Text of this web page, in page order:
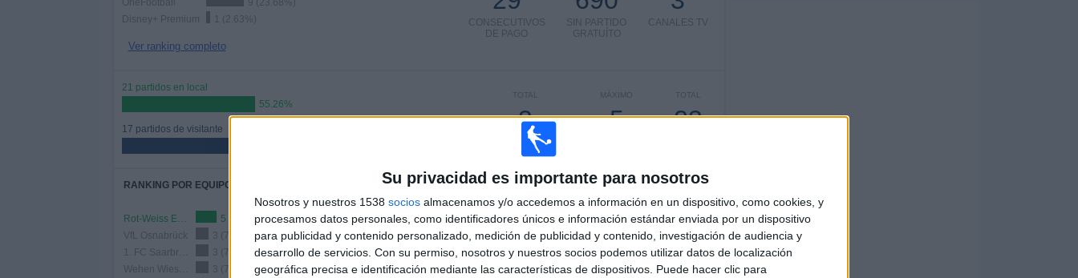
Su privacidad es importante para nosotros
Nosotros y nuestros 1538 socios almacenamos y/o accedemos a información en un dispositivo, como cookies, y
procesamos datos personales, como identificadores únicos e información estándar enviada por un dispositivo
para publicidad y contenido personalizado, medición de publicidad y contenido, investigación de audiencia y
desarrollo de servicios. Con su permiso, nosotros y nuestros socios podemos utilizar datos de localización
geográfica precisa e identificación mediante las características de dispositivos. Puede hacer clic para
OneFootball
9 (23.68%)
Disney+ Premium
1 (2.63%)
Ver ranking completo
CANALES TV
SIN PARTIDO
GRATUÍTO
CONSECUTIVOS
DE PAGO
21 partidos en local
55.26%
17 partidos de visitante
TOTAL
23
MÁXIMO
5
TOTAL
3
COMPETICIONES
RANKING POR EQUIPOS
Rot-Weiss Essen
5 (13.16%)
VfL Osnabrück
3 (7.89%)
3 (7.89%)
3 (7.89%)
RANKING POR COMPETICIONES
3. Liga
31 (81.58%)
Regionalliga
6 (15.79%)
Copa de Alemania
1 (2.63%)